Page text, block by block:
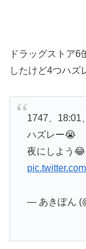
ドラッグストア6
したけど4つハズ
1747、18:01
ハズレー😭
夜にしよう😂
— あきぽん